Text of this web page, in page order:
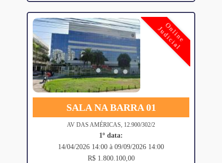
Online
Judicial
SALA NA BARRA 01
AV DAS AMÉRICAS, 12.900/302/2
1º data:
14/04/2026 14:00 à 09/09/2026 14:00
R$ 1.800.100,00